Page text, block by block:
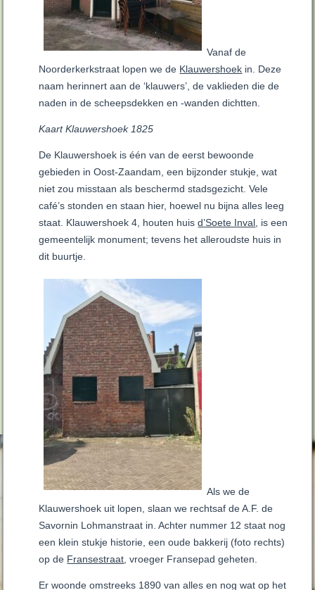
Vanaf de
Noorderkerkstraat lopen we de Klauwershoek in. Deze
naam herinnert aan de ‘klauwers’, de vaklieden die de
naden in de scheepsdekken en -wanden dichtten.
Kaart Klauwershoek 1825
De Klauwershoek is één van de eerst bewoonde
gebieden in Oost-Zaandam, een bijzonder stukje, wat
niet zou misstaan als beschermd stadsgezicht. Vele
café’s stonden en staan hier, hoewel nu bijna alles leeg
staat. Klauwershoek 4, houten huisd’Soete Inval, is een
gemeentelijk monument; tevens het alleroudste huis in
dit buurtje.
Als we de
Klauwershoek uit lopen, slaan we rechtsaf de A.F. de
Savornin Lohmanstraat in. Achter nummer 12 staat nog
een klein stukje historie, een oude bakkerij (foto rechts)
op de Fransestraat, vroeger Fransepad geheten.
Er woonde omstreeks 1890 van alles en nog wat op het